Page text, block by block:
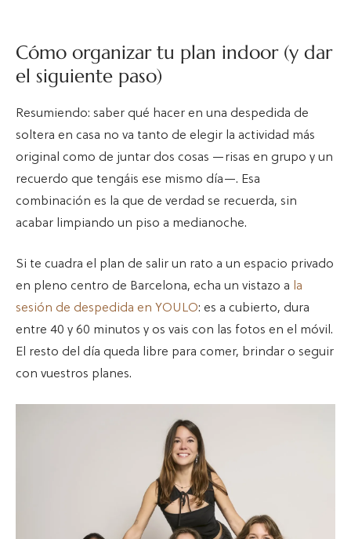
Cómo organizar tu plan indoor (y dar
el siguiente paso)
Resumiendo: saber qué hacer en una despedida de
soltera en casa no va tanto de elegir la actividad más
original como de juntar dos cosas —risas en grupo y un
recuerdo que tengáis ese mismo día—. Esa
combinación es la que de verdad se recuerda, sin
acabar limpiando un piso a medianoche.
Si te cuadra el plan de salir un rato a un espacio privado
en pleno centro de Barcelona, echa un vistazo a la
sesión de despedida en YOULO: es a cubierto, dura
entre 40 y 60 minutos y os vais con las fotos en el móvil.
El resto del día queda libre para comer, brindar o seguir
con vuestros planes.